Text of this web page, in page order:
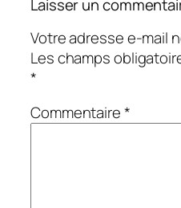
Laisser un
Votre adresse e-mail
Les champs
*
Commentaire*